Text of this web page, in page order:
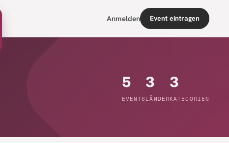
Anmelden Event eintragen
5
EVENTS
3
LÄNDER
3
KATEGORIEN